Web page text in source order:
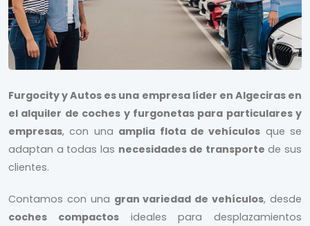
con comodidad y seguridad.
Precios estables en temporada alta:A pesar de la
alta demanda, mantenemos precios competitivos y
estables durante la temporada alta, para que
sobre costos imprevistos.
Flota de vehículos moderna:Nuestra flota de
vehículos es muy nueva, con una edad promedio
entre 1 y 2 años, garantizándote un viaje seguro y
confortable en un vehículo confiable y bien
Asistencia en carretera 24/7/365:Estamos
comprometidos a brindarte tranquilidad en tus
Furgocity y Autos es una empresa líder en Algeciras en
el alquiler de coches y furgonetas para particulares y
empresas, con una amplia flota de vehículos que se
adaptan a todas las necesidades de transporte de sus
clientes.
Contamos con una gran variedad de vehículos, desde
coches compactosideales para desplazamientos